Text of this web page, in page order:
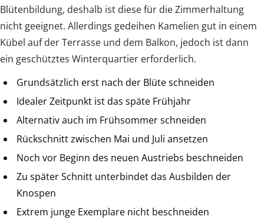
Blütenbildung, deshalb ist diese für die Zimmerhaltung
nicht geeignet. Allerdings gedeihen Kamelien gut in einem
Kübel auf der Terrasse und dem Balkon, jedoch ist dann
ein geschütztes Winterquartier erforderlich.
Grundsätzlich erst nach der Blüte schneiden
Idealer Zeitpunkt ist das späte Frühjahr
Alternativ auch im Frühsommer schneiden
Rückschnitt zwischen Mai und Juli ansetzen
Noch vor Beginn des neuen Austriebs beschneiden
Zu später Schnitt unterbindet das Ausbilden der
Knospen
Extrem junge Exemplare nicht beschneiden